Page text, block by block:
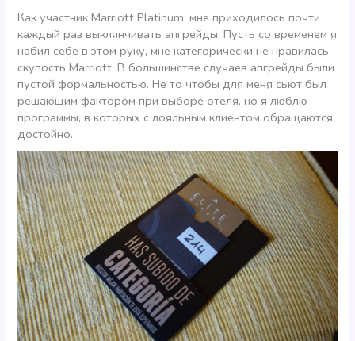
Как участник Marriott Platinum, мне приходилось почти
каждый раз выклянчивать апгрейды. Пусть со временем я
набил себе в этом руку, мне категорически не нравилась
скупость Marriott. В большинстве случаев апгрейды были
пустой формальностью. Не то чтобы для меня сьют был
решающим фактором при выборе отеля, но я люблю
программы, в которых с лояльным клиентом обращаются
достойно.